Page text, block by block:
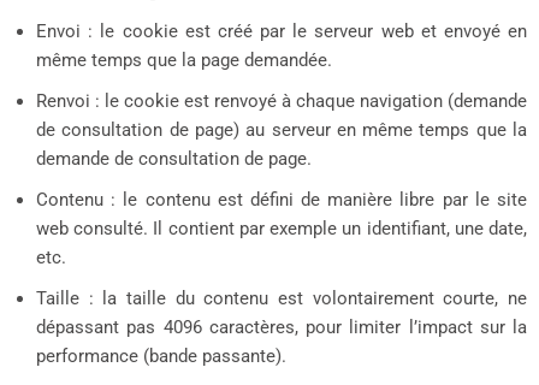
Envoi : le cookie est créé par le serveur web et envoyé en
même temps que la page demandée.
Renvoi : le cookie est renvoyé à chaque navigation (demande
de consultation de page) au serveur en même temps que la
demande de consultation de page.
Contenu : le contenu est défini de manière libre par le site
web consulté. Il contient par exemple un identifiant, une date,
etc.
Taille : la taille du contenu est volontairement courte, ne
dépassant pas 4096 caractères, pour limiter l’impact sur la
performance (bande passante).